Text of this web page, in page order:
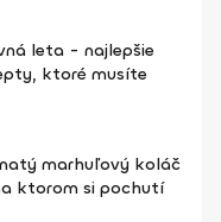
leta - najlepšie
ktoré musíte
marhuľový koláč
ktorom si pochutí